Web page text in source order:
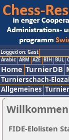
Logged on: Gast
Arabic ARM AZE BIH BUL
Home TurnierDB
Turnierschach-
Allgemeines
FIDE-Elolisten